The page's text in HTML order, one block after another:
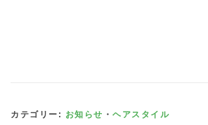
カテゴリー: お知らせ ・ ヘアスタイル